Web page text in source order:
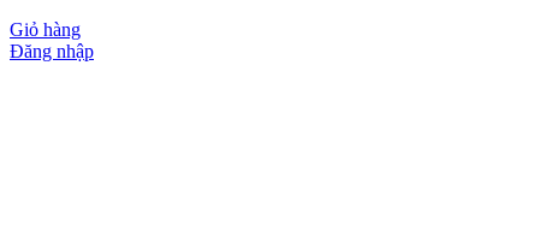
Giỏ hàng
Đăng nhập